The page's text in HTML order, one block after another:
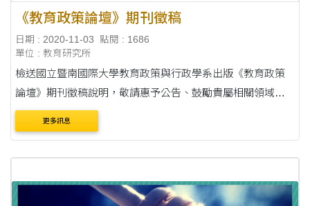
《教育政策論壇》期刊徵稿
日期 : 2020-11-03
點閱 : 1686
單位 : 教育研究所
檢送國立暨南國際大學教育政策與行政學系出版《教育政策
論壇》期刊徵稿說明，敬請惠予公告、鼓勵貴屬相關領域師
生踴躍投稿，至紉公誼。 說明： 一、旨揭期刊自2004年獲列
科技部「臺灣社會科學引文索引」（TSSCI）收錄....
更多訊息